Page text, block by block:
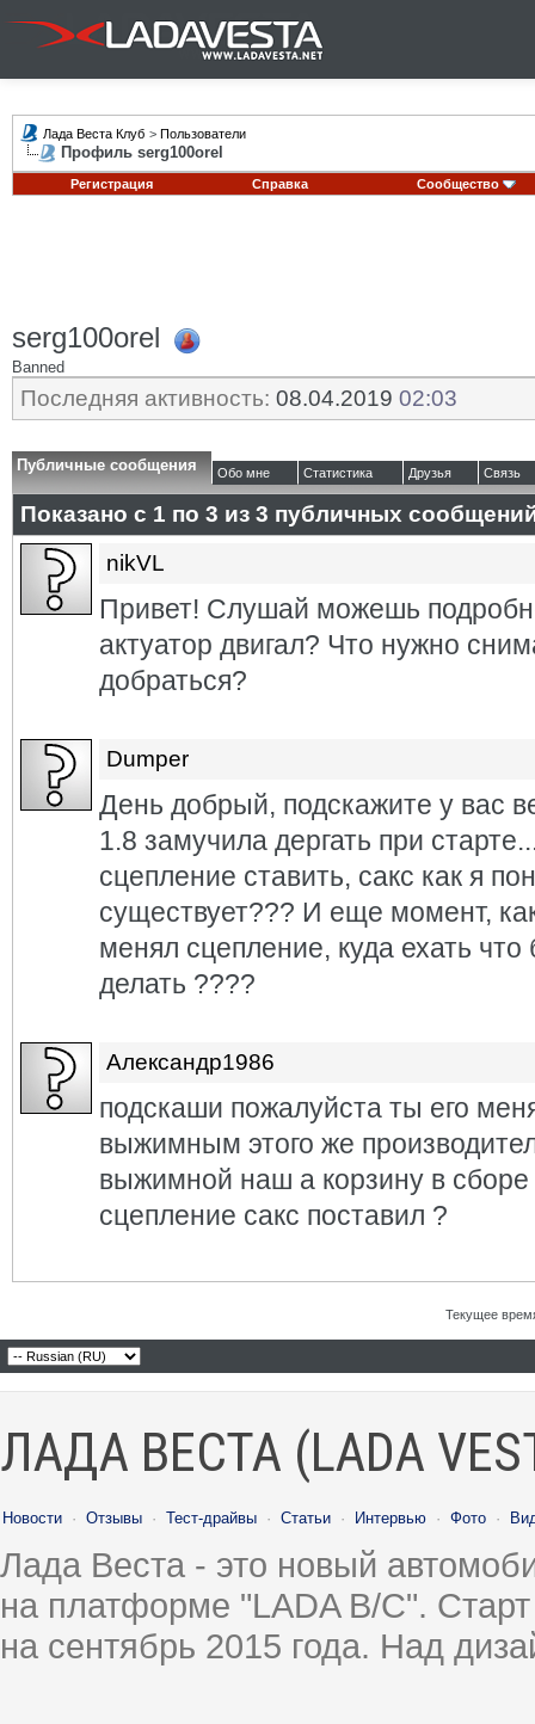
Лада Веста Клуб > Пользователи
Профиль serg100orel
Регистрация Справка Сообщество
serg100orel
Banned
Последняя активность: 08.04.2019 02:03
Публичные сообщения Обо мне Статистика Друзья Связь
Показано с 1 по 3 из 3 публичных
nikVL
Привет! Слушай можешь
актуатор двигал? Что нужно
добраться?
Dumper
День добрый, подскажите у вас
1.8 замучила дергать при
сцепление ставить, сакс как я
существует??? И еще момент,
менял сцепление, куда ехать
делать ????
Александр1986
подскаши пожалуйста ты его
выжимным этого же
выжимной наш а корзину в сборе
сцепление сакс поставил ?
Текущее
ЛАДА ВЕСТА (LADA
Новости · Отзывы · Тест-драйвы · Статьи · Интервью · Фото ·
Лада Веста - это новый
на платформе "LADA B/C".
на сентябрь 2015 года. Над